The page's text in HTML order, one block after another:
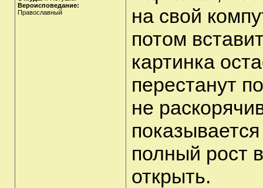
Вероисповедание:
Православный
на свой
потом
картинка
перестанут
не
полный рост
открыть.